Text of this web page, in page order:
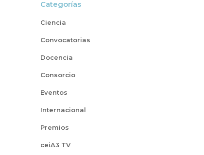
Categorías
Ciencia
Convocatorias
Docencia
Consorcio
Eventos
Internacional
Premios
ceiA3 TV